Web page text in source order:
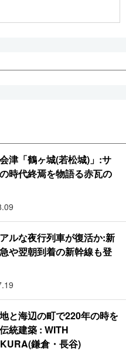
津「鶴ヶ城(若松城)」:サ
時代終焉を物語る赤瓦の
ルな夜行列車が復活か:新
や翌朝到着の新幹線も登
と海辺の町で220年の時を
統建築 : WITH
鎌倉・長谷)